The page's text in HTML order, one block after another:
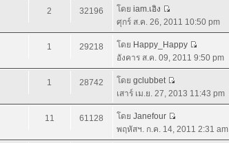
2 32196 โดย iam.เอิง
ศุกร์ ส.ค. 26, 2011 10:50 pm
1 29218 โดย Happy_Happy
อังคาร ส.ค. 09, 2011 9:50 pm
1 28742 โดย gclubbet
เสาร์ เม.ย. 27, 2013 11:43 pm
11 61128 โดย Janefour
พฤหัสฯ. ก.ค. 14, 2011 2:31 am